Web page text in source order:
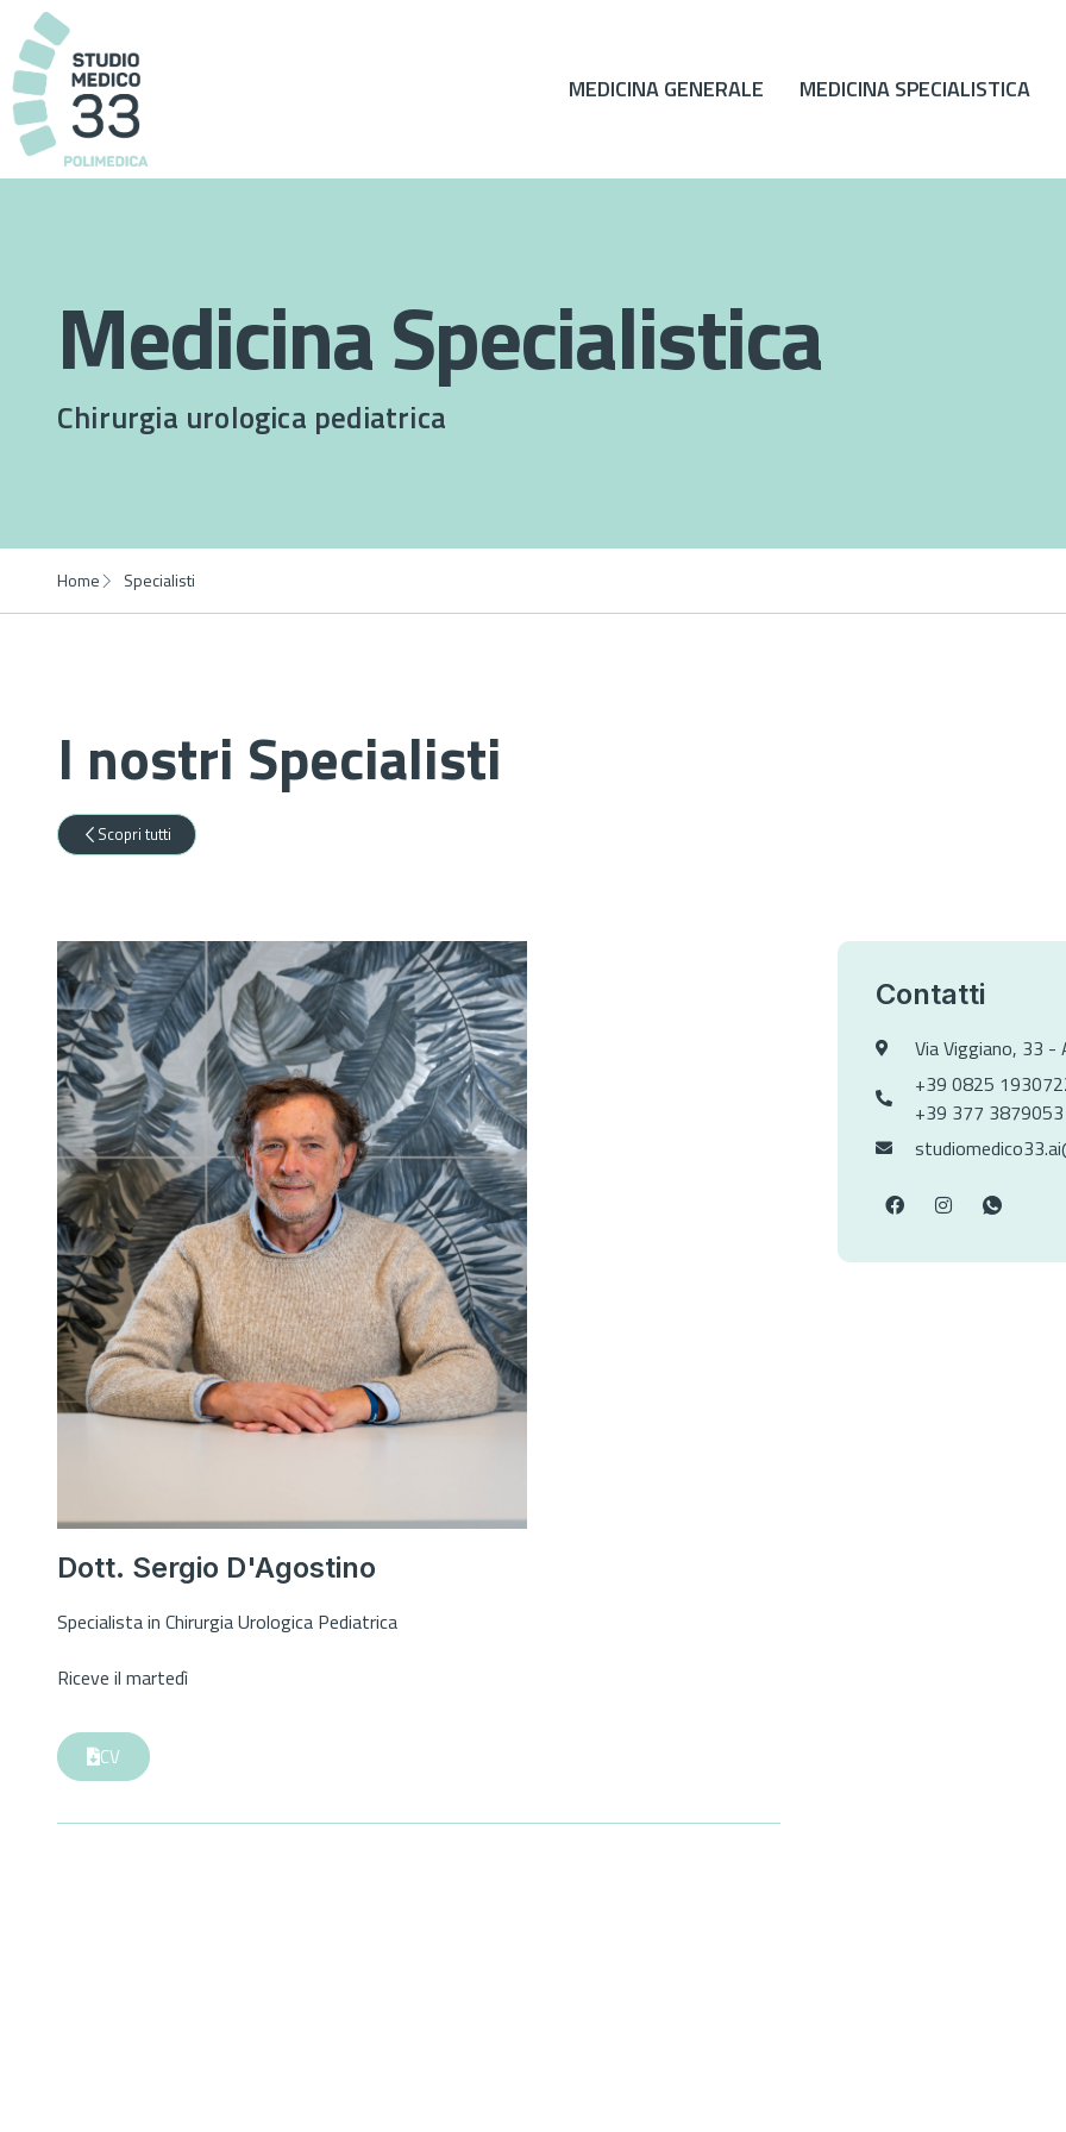
MEDICINA GENERALE MEDICINA SPECIALISTICA
Medicina Specialistica
Chirurgia urologica pediatrica
Home Specialisti
I nostri Specialisti
Scopri tutti
Dott. Sergio D'Agostino
Specialista in Chirurgia Urologica Pediatrica
Riceve il martedì
CV
Contatti
Via Viggiano, 33 -
+39 0825
+39 377 3879053